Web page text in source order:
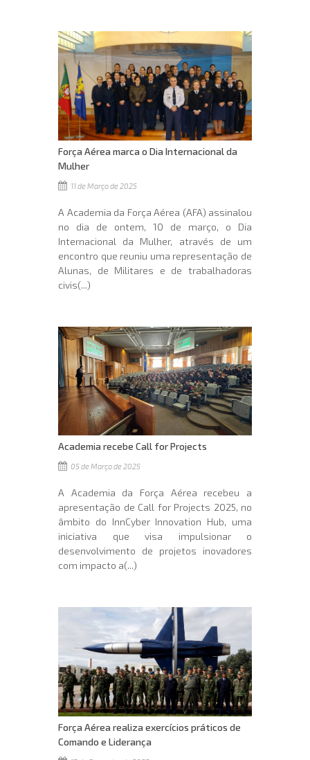
Força Aérea marca o Dia Internacional da
Mulher
11 de Março de 2025
A Academia da Força Aérea (AFA) assinalou
no dia de ontem, 10 de março, o Dia
Internacional da Mulher, através de um
encontro que reuniu uma representação de
Alunas, de Militares e de trabalhadoras
civis(...)
Academia recebe Call for Projects
05 de Março de 2025
A Academia da Força Aérea recebeu a
apresentação de Call for Projects 2025, no
âmbito do InnCyber Innovation Hub, uma
iniciativa que visa impulsionar o
desenvolvimento de projetos inovadores
com impacto a(...)
Força Aérea realiza exercícios práticos de
Comando e Liderança